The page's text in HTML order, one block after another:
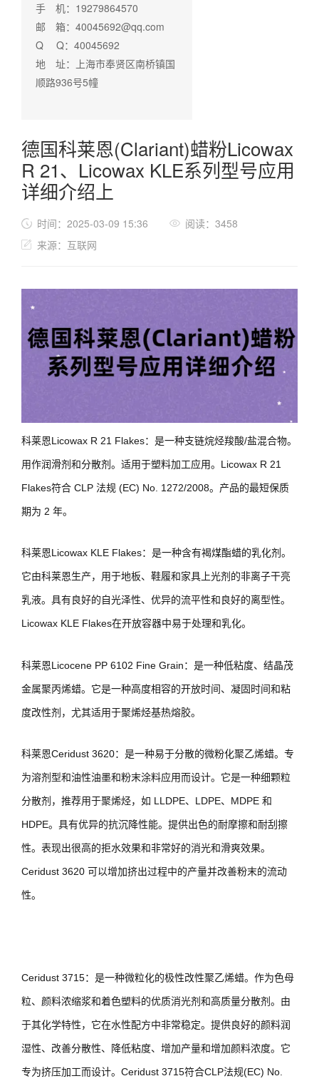
手 机：19279864570
邮 箱：40045692@qq.com
Q Q：40045692
地 址：上海市奉贤区南桥镇国
顺路936号5幢
德国科莱恩(Clariant)蜡粉Licowax
R 21、Licowax KLE系列型号应用
详细介绍上
时间：2025-03-09 15:36
阅读：3458
来源：互联网
科莱恩Licowax R 21 Flakes：是一种支链烷烃羧酸/盐混合物。
用作润滑剂和分散剂。适用于塑料加工应用。Licowax R 21
Flakes符合 CLP 法规 (EC) No. 1272/2008。产品的最短保质
期为 2 年。
科莱恩Licowax KLE Flakes：是一种含有褐煤酯蜡的乳化剂。
它由科莱恩生产，用于地板、鞋履和家具上光剂的非离子干亮
乳液。具有良好的自光泽性、优异的流平性和良好的离型性。
Licowax KLE Flakes在开放容器中易于处理和乳化。
科莱恩Licocene PP 6102 Fine Grain：是一种低粘度、结晶茂
金属聚丙烯蜡。它是一种高度相容的开放时间、凝固时间和粘
度改性剂，尤其适用于聚烯烃基热熔胶。
科莱恩Ceridust 3620：是一种易于分散的微粉化聚乙烯蜡。专
为溶剂型和油性油墨和粉末涂料应用而设计。它是一种细颗粒
分散剂，推荐用于聚烯烃，如 LLDPE、LDPE、MDPE 和
HDPE。具有优异的抗沉降性能。提供出色的耐摩擦和耐刮擦
性。表现出很高的拒水效果和非常好的消光和滑爽效果。
Ceridust 3620 可以增加挤出过程中的产量并改善粉末的流动
性。
Ceridust 3715：是一种微粒化的极性改性聚乙烯蜡。作为色母
粒、颜料浓缩浆和着色塑料的优质消光剂和高质量分散剂。由
于其化学特性，它在水性配方中非常稳定。提供良好的颜料润
湿性、改善分散性、降低粘度、增加产量和增加颜料浓度。它
专为挤压加工而设计。Ceridust 3715符合CLP法规(EC) No.